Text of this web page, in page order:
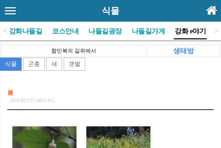
식물
<)강화나들길 코스안내 나들길광장 나들길가게 강화 e야기 >
함민복의 길위에서 생태방
식물 곤충 새 갯벌
봄
204개(1/11페이지)